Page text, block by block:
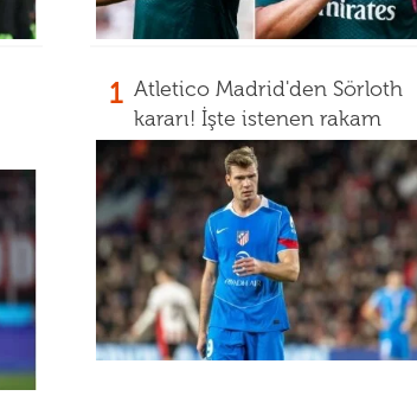
1 Atletico Madrid'den Sörloth
kararı! İşte istenen rakam